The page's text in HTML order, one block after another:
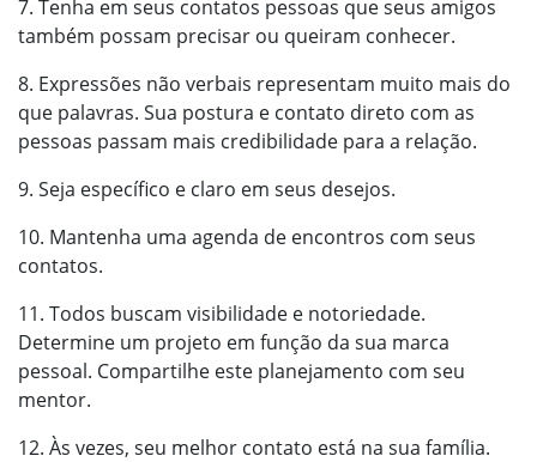
7. Tenha em seus contatos pessoas que seus amigos
também possam precisar ou queiram conhecer.
8. Expressões não verbais representam muito mais do
que palavras. Sua postura e contato direto com as
pessoas passam mais credibilidade para a relação.
9. Seja específico e claro em seus desejos.
10. Mantenha uma agenda de encontros com seus
contatos.
11. Todos buscam visibilidade e notoriedade.
Determine um projeto em função da sua marca
pessoal. Compartilhe este planejamento com seu
mentor.
12. Às vezes, seu melhor contato está na sua família.